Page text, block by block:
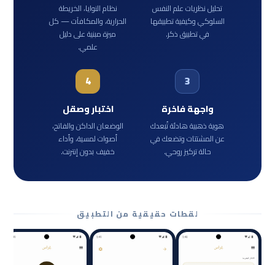
تحليل نظريات علم النفس
السلوكي وكيفية تطبيقها
في تطبيق ذكر.
نظام النوايا، الخريطة
الحرارية، والمكافآت — كل
ميزة مبنية على دليل
علمي.
3
واجهة فاخرة
هوية ذهبية هادئة تُبعدك
عن المشتتات وتضعك في
حالة تركيز روحي.
4
اختبار وصقل
الوضعان الداكن والفاتح،
أصوات لمسية، وأداء
خفيف بدون إنترنت.
لقطات حقيقية من التطبيق